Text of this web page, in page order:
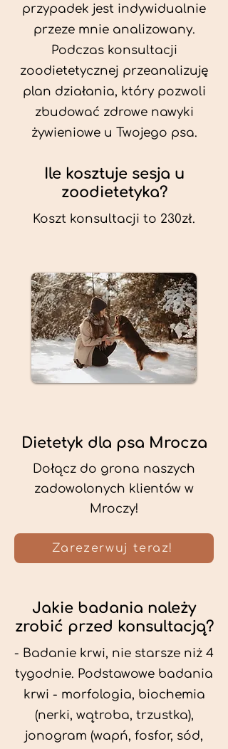
przypadek jest indywidualnie
przeze mnie analizowany.
Podczas konsultacji
zoodietetycznej przeanalizuję
plan działania, który pozwoli
zbudować zdrowe nawyki
żywieniowe u Twojego psa.
Ile kosztuje sesja u
zoodietetyka?
Koszt konsultacji to 230zł.
Dietetyk dla psa Mrocza
Dołącz do grona naszych
zadowolonych klientów w
Mroczy!
Zarezerwuj teraz!
Jakie badania należy
zrobić przed konsultacją?
- Badanie krwi, nie starsze niż 4
tygodnie. Podstawowe badania
krwi - morfologia, biochemia
(nerki, wątroba, trzustka),
jonogram (wapń, fosfor, sód,